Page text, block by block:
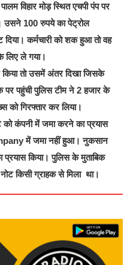
विहार मोड़ स्थित एचपी पंप पर
उसने 100 रुपये का पेट्रोल
दिया। कर्मचारी को शक हुआ तो वह
लिए ले गया।
तो उसमें अंतर दिखा जिसके
पर पहुंची पुलिस टीम ने 2 हजार के
को गिरफ्तार कर लिया।
को कंपनी में जमा करने का प्रयास
में जमा नहीं हुआ। नुकसान
किया। पुलिस के मुताबिक
किसी ग्राहक से मिला था।